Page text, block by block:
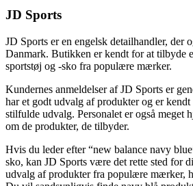
JD Sports
JD Sports er en engelsk detailhandler, der
Danmark. Butikken er kendt for at tilbyde
sportstøj og -sko fra populære mærker.
Kundernes anmeldelser af JD Sports er
har et godt udvalg af produkter og er
stilfulde udvalg. Personalet er også meget
om de produkter, de tilbyder.
Hvis du leder efter “new balance navy
sko, kan JD Sports være det rette sted for
udvalg af produkter fra populære mærker,